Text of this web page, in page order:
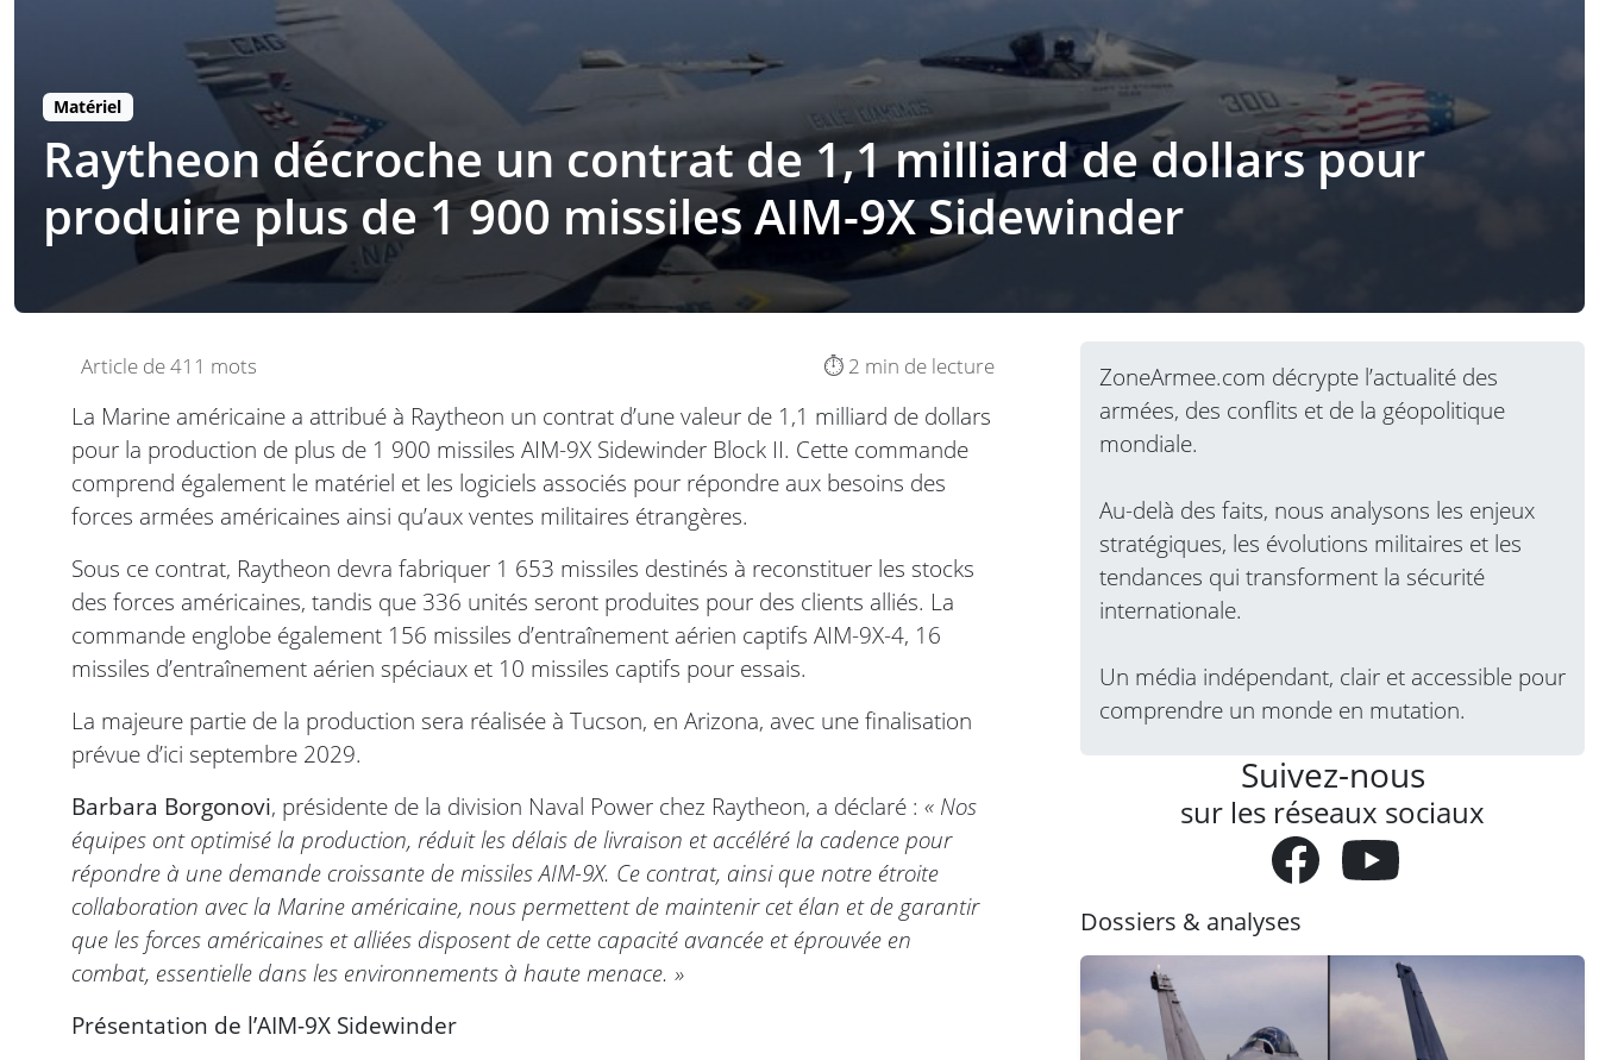
Matériel
Raytheon décroche un contrat de 1,1 milliard de dollars pour
produire plus de 1 900 missiles AIM-9X Sidewinder
Article de 411 mots ⏱️ 2 min de lecture
La Marine américaine a attribué à Raytheon un contrat d’une valeur de 1,1 milliard de dollars
pour la production de plus de 1 900 missiles AIM-9X Sidewinder Block II. Cette commande
comprend également le matériel et les logiciels associés pour répondre aux besoins des
forces armées américaines ainsi qu’aux ventes militaires étrangères.
Sous ce contrat, Raytheon devra fabriquer 1 653 missiles destinés à reconstituer les stocks
des forces américaines, tandis que 336 unités seront produites pour des clients alliés. La
commande englobe également 156 missiles d’entraînement aérien captifs AIM-9X-4, 16
missiles d’entraînement aérien spéciaux et 10 missiles captifs pour essais.
La majeure partie de la production sera réalisée à Tucson, en Arizona, avec une finalisation
prévue d’ici septembre 2029.
Barbara Borgonovi, présidente de la division Naval Power chez Raytheon, a déclaré : « Nos
équipes ont optimisé la production, réduit les délais de livraison et accéléré la cadence pour
répondre à une demande croissante de missiles AIM-9X. Ce contrat, ainsi que notre étroite
collaboration avec la Marine américaine, nous permettent de maintenir cet élan et de garantir
que les forces américaines et alliées disposent de cette capacité avancée et éprouvée en
combat, essentielle dans les environnements à haute menace. »
Présentation de l’AIM-9X Sidewinder
ZoneArmee.com décrypte l’actualité des
armées, des conflits et de la géopolitique
mondiale.
Au-delà des faits, nous analysons les enjeux
stratégiques, les évolutions militaires et les
tendances qui transforment la sécurité
internationale.
Un média indépendant, clair et accessible pour
comprendre un monde en mutation.
Suivez-nous
sur les réseaux sociaux
Dossiers & analyses